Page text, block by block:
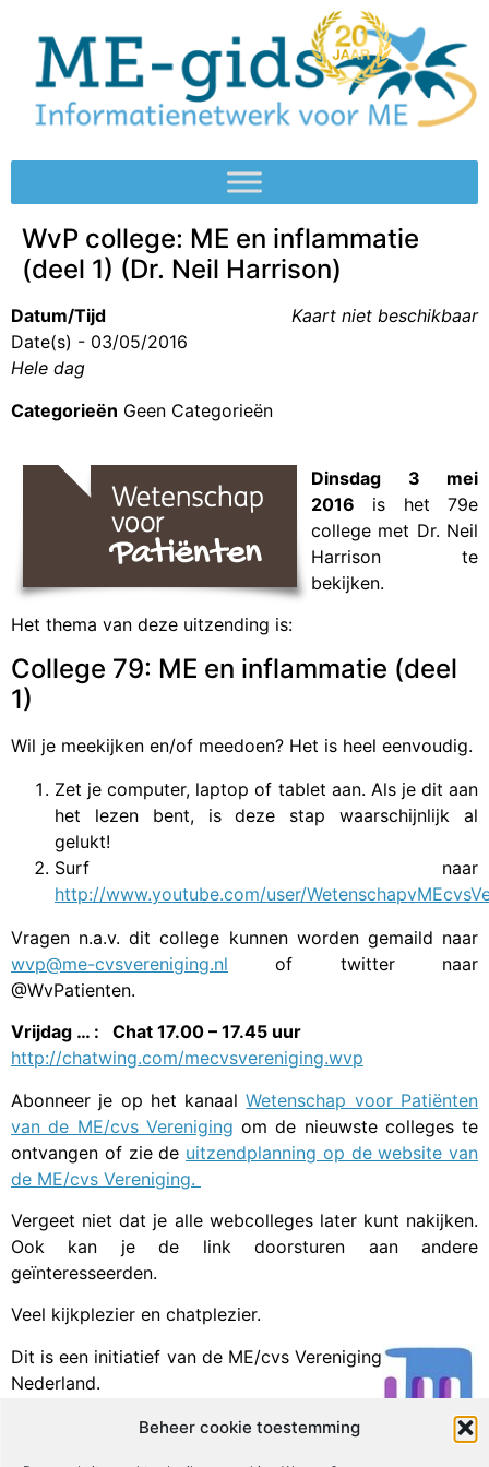
Beheer cookie toestemming
WvP college: ME en inflammatie
(deel 1) (Dr. Neil Harrison)
Kaart niet beschikbaar
Datum/Tijd
Date(s) - 03/05/2016
Hele dag
Categorieën Geen Categorieën
Dinsdag 3 mei
2016 is het 79e
college met Dr. Neil
Harrison te
bekijken.
Het thema van deze uitzending is:
College 79: ME en inflammatie (deel
1)
Wil je meekijken en/of meedoen? Het is heel eenvoudig.
Zet je computer, laptop of tablet aan. Als je dit aan
het lezen bent, is deze stap waarschijnlijk al
gelukt!
Surf naar
http://www.youtube.com/user/
Vragen n.a.v. dit college kunnen worden gemaild naar
wvp@me-cvsvereniging.nl of twitter naar
@WvPatienten.
Vrijdag … : Chat 17.00 – 17.45 uur
http://chatwing.com/mecvsvereniging.wvp
Abonneer je op het kanaalWetenschap voor Patiënten
van de ME/cvs Vereniging om de nieuwste colleges te
ontvangen of zie de uitzendplanning op de website van
de ME/cvs Vereniging.
Vergeet niet dat je alle webcolleges later kunt nakijken.
Ook kan je de link doorsturen aan andere
geïnteresseerden.
Veel kijkplezier en chatplezier.
Dit is een initiatief van de ME/cvs Vereniging
Nederland.